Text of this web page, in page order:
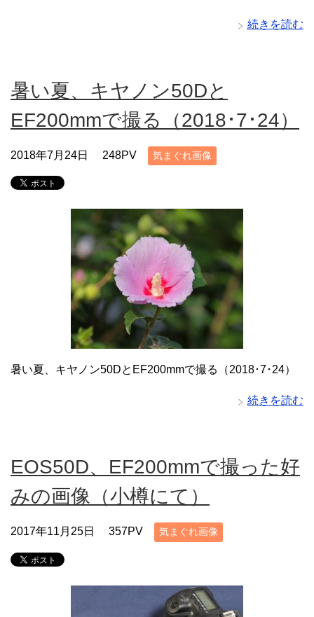
続きを読む
暑い夏、キヤノン50Dと
EF200mmで撮る（2018･7･24）
2018年7月24日 248PV 気まぐれ画像
暑い夏、キヤノン50DとEF200mmで撮る（2018･7･24）
続きを読む
EOS50D、EF200mmで撮った好
みの画像（小樽にて）
2017年11月25日 357PV 気まぐれ画像